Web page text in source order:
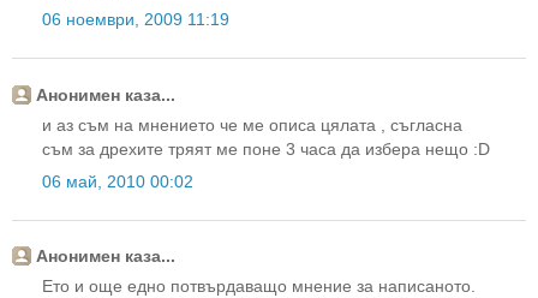
06 ноември, 2009 11:19
Анонимен каза...
и аз съм на мнението че ме описа цялата , съгласна
съм за дрехите тряят ме поне 3 часа да избера нещо :D
06 май, 2010 00:02
Анонимен каза...
Ето и още едно потвърдаващо мнение за написаното.